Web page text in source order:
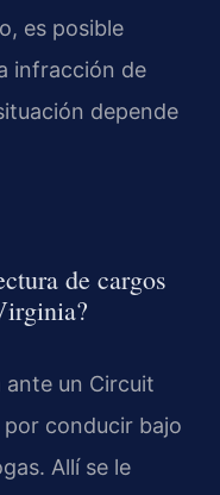
es posible
infracción de
depende
de cargos
ante un Circuit
conducir bajo
Allí se le